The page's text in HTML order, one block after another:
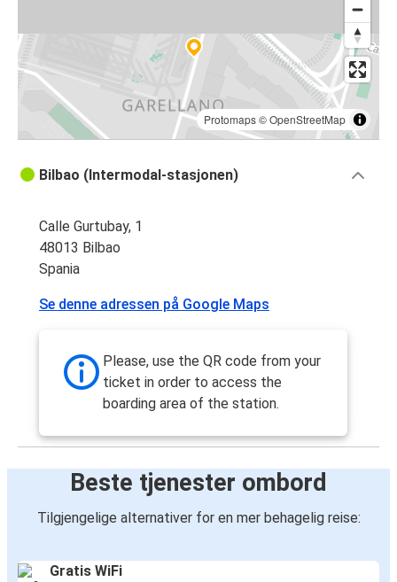
Toulouse
Pau
Bilbao
Pau
Narbonne
Bilbao
Narbonne
Protomaps©OpenStreetMap
Bilbao (Intermodal-stasjonen)
Calle Gurtubay, 1
48013 Bilbao
Spania
Se denne adressen på Google Maps
Please, use the QR code from your
ticket in order to access the
boarding area of the station.
Beste tjenester ombord
Tilgjengelige alternativer for en mer behagelig reise:
Gratis WiFi